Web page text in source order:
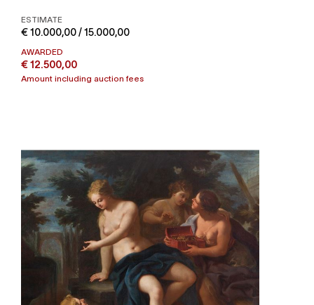
ESTIMATE
€ 10.000,00 / 15.000,00
AWARDED
€ 12.500,00
Amount including auction fees